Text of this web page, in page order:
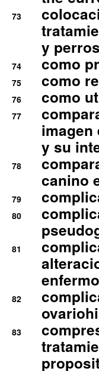
73
y
74 como
75 como
76 como
77
y su
78
canino
79
80
81
82
83